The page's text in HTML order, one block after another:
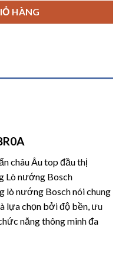
HÀNG
châu Âu top đầu thị
Lò nướng Bosch
lò nướng Boschnói chung
lựa chọn bởi độ bền, ưu
năng thông minh đa